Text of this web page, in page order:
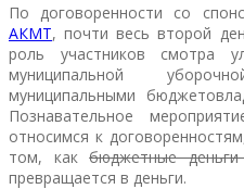
По договоренности со
АКМТ, почти весь второй
роль участников смотра
муниципальной
муниципальными
Познавательное
относимся к
том, какбюджетные
превращается в деньги.